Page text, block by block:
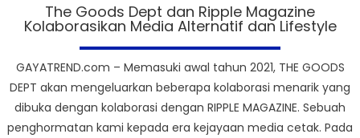
The Goods Dept dan Ripple Magazine
Kolaborasikan Media Alternatif dan Lifestyle
GAYATREND.com – Memasuki awal tahun 2021, THE GOODS
DEPT akan mengeluarkan beberapa kolaborasi menarik yang
dibuka dengan kolaborasi dengan RIPPLE MAGAZINE. Sebuah
penghormatan kami kepada era kejayaan media cetak. Pada